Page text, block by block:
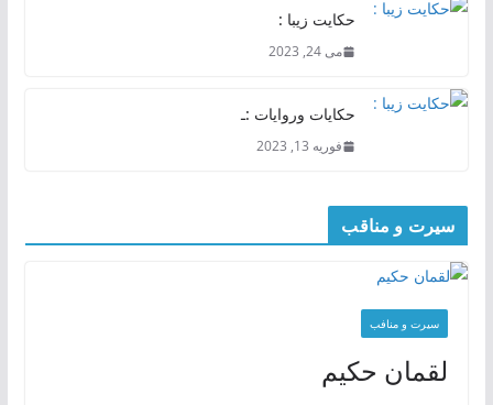
حکایت زیبا :
می 24, 2023
حکایات وروایات :ـ
فوریه 13, 2023
سیرت و مناقب
سیرت و منافب
لقمان حکیم